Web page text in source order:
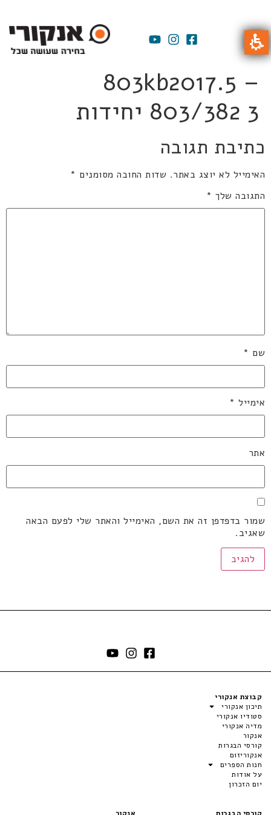
803kb2017.5 –
803/382 3 יחידות
כתיבת תגובה
האימייל לא יוצג באתר. שדות החובה מסומנים *
התגובה שלך *
שם *
אימייל *
אתר
שמור בדפדפן זה את השם, האימייל והאתר שלי לפעם הבאה
שאגיב.
קבוצת אנקורי
תיכון אנקורי
סטודיו אנקורי
מדיה אנקורי
אנקור
קורסי הבגרות
אנקוריזום
חנות הספרים
על אודות
יום הזכרון